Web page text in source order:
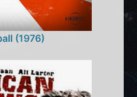
(1976)